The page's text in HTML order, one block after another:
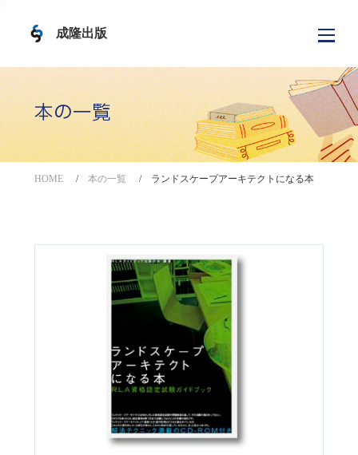
成隆出版
本の一覧
HOME 本の一覧 ランドスケープアーキテクトになる本